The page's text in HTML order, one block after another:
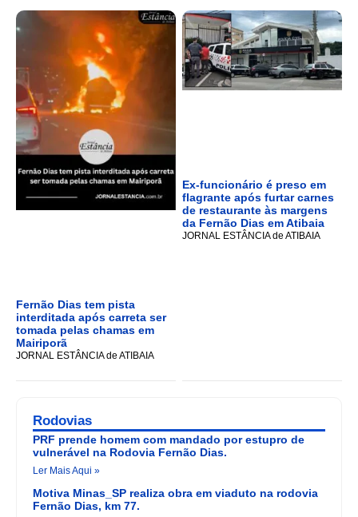
Fernão Dias tem pista
interditada após carreta ser
tomada pelas chamas em
Mairiporã
JORNAL ESTÂNCIA de ATIBAIA
Ex-funcionário é preso em
flagrante após furtar carnes
de restaurante às margens
da Fernão Dias em Atibaia
JORNAL ESTÂNCIA de ATIBAIA
Rodovias
PRF prende homem com mandado por estupro de
vulnerável na Rodovia Fernão Dias.
Ler Mais Aqui »
Motiva Minas_SP realiza obra em viaduto na rodovia
Fernão Dias, km 77.